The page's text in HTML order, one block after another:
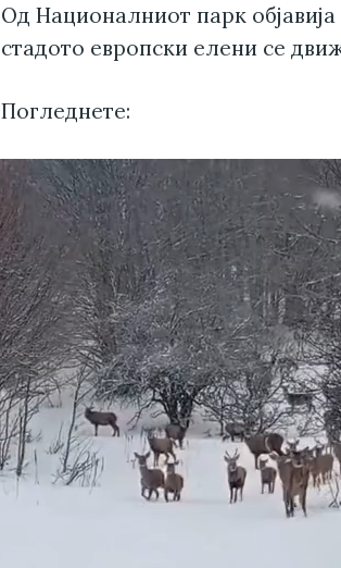
Од Националниот парк
стадото европски елени се
Погледнете: